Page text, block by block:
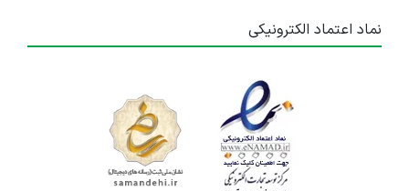
نماد اعتماد الکترونیکی